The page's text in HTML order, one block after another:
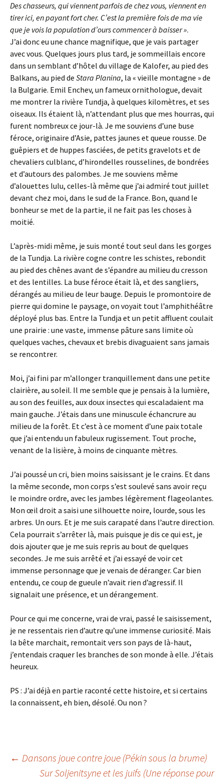
Des chasseurs, qui viennent parfois de chez vous, viennent en
tirer ici, en payant fort cher. C’est la première fois de ma vie
que je vois la population d’ours commencer à baisser ».
J’ai donc eu une chance magnifique, que je vais partager
avec vous. Quelques jours plus tard, je sommeillais encore
dans un semblant d’hôtel du village de Kalofer, au pied des
Balkans, au pied de Stara Planina, la « vieille montagne » de
la Bulgarie. Emil Enchev, un fameux ornithologue, devait
me montrer la rivière Tundja, à quelques kilomètres, et ses
oiseaux. Ils étaient là, n’attendant plus que mes hourras, qui
furent nombreux ce jour-là. Je me souviens d’une buse
féroce, originaire d’Asie, pattes jaunes et queue rousse. De
guêpiers et de huppes fasciées, de petits gravelots et de
chevaliers culblanc, d’hirondelles rousselines, de bondrées
et d’autours des palombes. Je me souviens même
d’alouettes lulu, celles-là même que j’ai admiré tout juillet
devant chez moi, dans le sud de la France. Bon, quand le
bonheur se met de la partie, il ne fait pas les choses à
moitié.
L’après-midi même, je suis monté tout seul dans les gorges
de la Tundja. La rivière cogne contre les schistes, rebondit
au pied des chênes avant de s’épandre au milieu du cresson
et des lentilles. La buse féroce était là, et des sangliers,
dérangés au milieu de leur bauge. Depuis le promontoire de
pierre qui domine le paysage, on voyait tout l’amphithéâtre
déployé plus bas. Entre la Tundja et un petit affluent coulait
une prairie : une vaste, immense pâture sans limite où
quelques vaches, chevaux et brebis divaguaient sans jamais
se rencontrer.
Moi, j’ai fini par m’allonger tranquillement dans une petite
clairière, au soleil. Il me semble que je pensais à la lumière,
au son des feuilles, aux doux insectes qui escaladaient ma
main gauche. J’étais dans une minuscule échancrure au
milieu de la forêt. Et c’est à ce moment d’une paix totale
que j’ai entendu un fabuleux rugissement. Tout proche,
venant de la lisière, à moins de cinquante mètres.
J’ai poussé un cri, bien moins saisissant je le crains. Et dans
la même seconde, mon corps s’est soulevé sans avoir reçu
le moindre ordre, avec les jambes légèrement flageolantes.
Mon œil droit a saisi une silhouette noire, lourde, sous les
arbres. Un ours. Et je me suis carapaté dans l’autre direction.
Cela pourrait s’arrêter là, mais puisque je dis ce qui est, je
dois ajouter que je me suis repris au bout de quelques
secondes. Je me suis arrêté et j’ai essayé de voir cet
immense personnage que je venais de déranger. Car bien
entendu, ce coup de gueule n’avait rien d’agressif. Il
signalait une présence, et un dérangement.
Pour ce qui me concerne, vrai de vrai, passé le saisissement,
je ne ressentais rien d’autre qu’une immense curiosité. Mais
la bête marchait, remontait vers son pays de là-haut,
j’entendais craquer les branches de son monde à elle. J’étais
heureux.
PS : J’ai déjà en partie raconté cette histoire, et si certains
la connaissent, eh bien, désolé. Ou non ?
Navigation
← Dansons joue contre joue (Pékin sous la brume)
Sur Soljenitsyne et les juifs (Une réponse pour